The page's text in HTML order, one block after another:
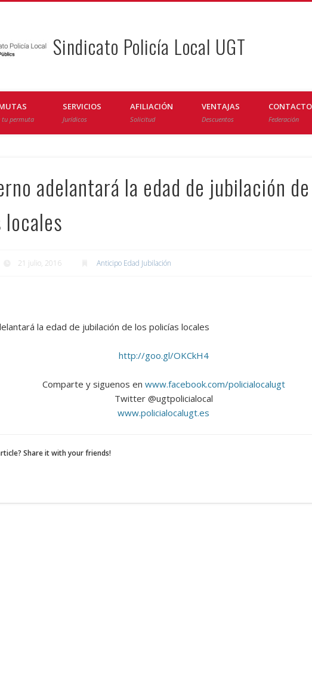
Sindicato Policía Local UGT
tu permuta
SERVICIOS
Jurídicos
AFILIACIÓN
Solicitud
VENTAJAS
Descuentos
CONTACTO
Federación
adelantará la edad de jubilación
21 julio, 2016 Anticipo Edad Jubilación
la edad de jubilación de los policías locales
http://goo.gl/OKCkH4
Comparte y siguenos en www.facebook.com/policialocalugt
Twitter @ugtpolicialocal
www.policialocalugt.es
Share it with your friends!